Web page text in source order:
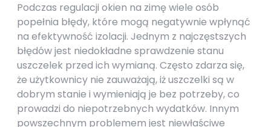
Podczas regulacji okien na zimę wiele osób
popełnia błędy, które mogą negatywnie wpłynąć
na efektywność izolacji. Jednym z najczęstszych
błędów jest niedokładne sprawdzenie stanu
uszczelek przed ich wymianą. Często zdarza się,
że użytkownicy nie zauważają, iż uszczelki są w
dobrym stanie i wymieniają je bez potrzeby, co
prowadzi do niepotrzebnych wydatków. Innym
powszechnym problemem jest niewłaściwe